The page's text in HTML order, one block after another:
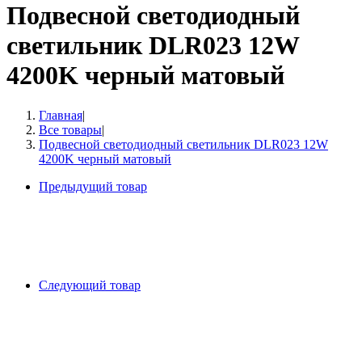
Подвесной светодиодный
светильник DLR023 12W
4200K черный матовый
Главная|
Все товары|
Подвесной светодиодный светильник DLR023 12W
4200K черный матовый
Предыдущий товар
Следующий товар